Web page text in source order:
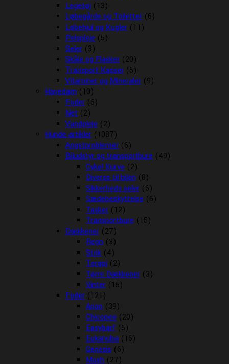
Legetøj (13)
Løbegårde og Toiletter (6)
Løbehjul og Kugler (11)
Pelspleje (5)
Seler (3)
Skåle og Flasker (20)
Transport Kasser (5)
Vitaminer og Mineraler (9)
Havedam (10)
Foder (6)
Net (2)
Vandpleje (2)
Hunde artikler (1087)
Angstproblemer (6)
Biludstyr og transportbure (49)
Cykel Kurve (2)
Diverse til bilen (8)
Sikkerheds seler (6)
Sædebeskyttelse (6)
Tasker (12)
Transportbure (15)
Dækkener (27)
Regn (3)
Strik (4)
Terapi (2)
Tørre Dækkener (3)
Vinter (15)
Foder (121)
Arion (39)
Chicopee (20)
Easybarf (5)
Eukanuba (16)
Genesis (6)
Mush (27)